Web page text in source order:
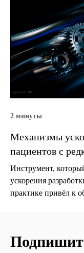
2 минуты
Механизмы
пациентов с
Инструмент,
ускорения
практике привёл к